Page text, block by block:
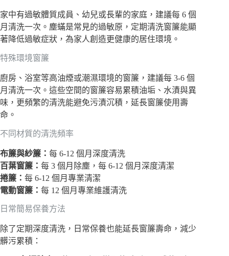
家中有過敏體質成員、幼兒或長輩的家庭，建議每 6 個
月清洗一次。塵蟎是常見的過敏原，定期清洗窗簾能顯
著降低過敏症狀，為家人創造更健康的居住環境。
特殊環境窗簾
廚房、浴室等高油煙或潮濕環境的窗簾，建議每 3-6 個
月清洗一次。這些空間的窗簾容易累積油垢、水漬與異
味，更頻繁的清洗能避免污漬沉積，延長窗簾使用壽
命。
不同材質的清洗頻率
布簾與紗簾： 每 6-12 個月深度清洗
百葉窗簾： 每 3 個月除塵，每 6-12 個月深度清潔
捲簾： 每 6-12 個月專業清潔
電動窗簾： 每 12 個月專業維護清洗
日常簡易保養方法
除了定期深度清洗，日常保養也能延長窗簾壽命，減少
髒污累積：